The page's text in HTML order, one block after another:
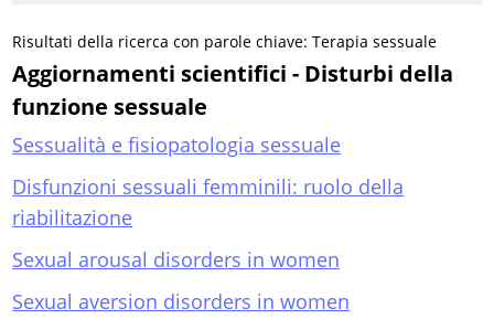
Risultati della ricerca con parole chiave: Terapia sessuale
Aggiornamenti scientifici - Disturbi della
funzione sessuale
Sessualità e fisiopatologia sessuale
Disfunzioni sessuali femminili: ruolo della
riabilitazione
Sexual arousal disorders in women
Sexual aversion disorders in women